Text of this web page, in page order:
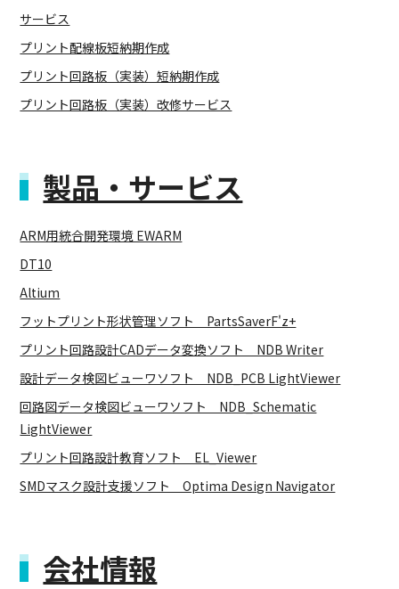
サービス
プリント配線板短納期作成
プリント回路板（実装）短納期作成
プリント回路板（実装）改修サービス
製品・サービス
ARM用統合開発環境 EWARM
DT10
Altium
フットプリント形状管理ソフト PartsSaverF'z+
プリント回路設計CADデータ変換ソフト NDB Writer
設計データ検図ビューワソフト NDB_PCB LightViewer
回路図データ検図ビューワソフト NDB_Schematic
LightViewer
プリント回路設計教育ソフト EL_Viewer
SMDマスク設計支援ソフト Optima Design Navigator
会社情報